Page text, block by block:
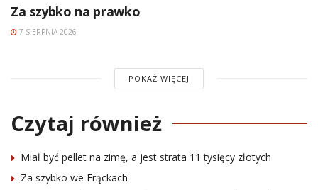
Za szybko na prawko
7 SIERPNIA 2026
POKAŻ WIĘCEJ
Czytaj również
Miał być pellet na zimę, a jest strata 11 tysięcy złotych
Za szybko we Frąckach